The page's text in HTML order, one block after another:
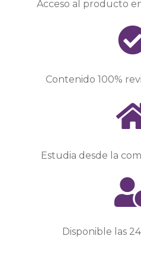
Acceso al producto
Contenido 100%
Estudia desde la
Disponible las